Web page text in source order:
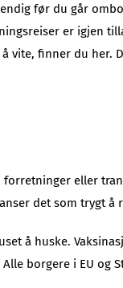
før du går
er igjen
finner du her.
eller
det som trygt å
å huske.
borgere i EU